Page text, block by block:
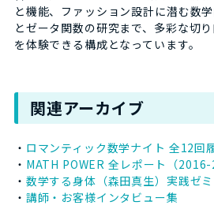
と機能、ファッション設計に潜む数
とゼータ関数の研究まで、多彩な切
を体験できる構成となっています。
関連アーカイブ
・ ロマンティック数学ナイト 全12回
・ MATH POWER 全レポート（2016-
・ 数学する身体（森田真生）実践ゼ
・ 講師・お客様インタビュー集